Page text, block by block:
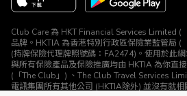
Club Care 為 HKT Financial Services Limited (
品牌。HKTIA 為香港特別行政區保險業監管局 (
(持牌保險代理牌照號碼：FA2474)。使用於此
與所有保險產品及保險推廣均由 HKTIA 為你直
(「The Club」) 、The Club Travel Services
電訊集團所有其他公司 (HKTIA除外) 並沒有就